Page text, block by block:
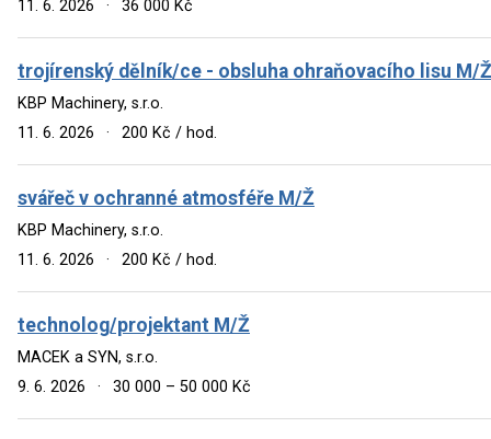
11. 6. 2026
· 36 000 Kč
trojírenský dělník/ce - obsluha ohraňovacího lisu M/Ž
KBP Machinery, s.r.o.
11. 6. 2026
· 200 Kč / hod.
svářeč v ochranné atmosféře M/Ž
KBP Machinery, s.r.o.
11. 6. 2026
· 200 Kč / hod.
technolog/projektant M/Ž
MACEK a SYN, s.r.o.
9. 6. 2026
· 30 000 – 50 000 Kč